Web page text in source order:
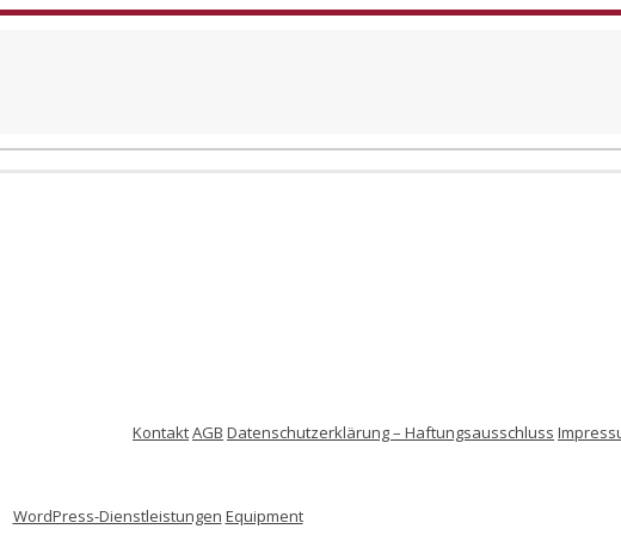
KontaktAGB Datenschutzerklärung – Haftungsausschluss
WordPress-Dienstleistungen Equipment